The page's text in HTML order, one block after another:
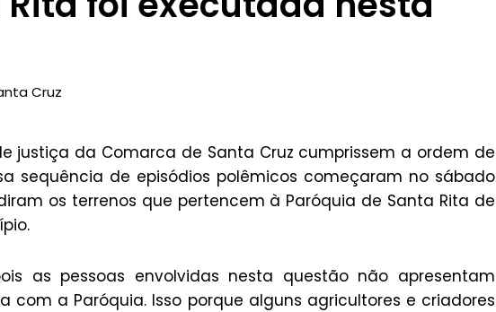
Cruz
justiça da Comarca de Santa Cruz cumprissem a ordem de
sequência de episódios polêmicos começaram no sábado
os terrenos que pertencem à Paróquia de Santa Rita de
as pessoas envolvidas nesta questão não apresentam
a Paróquia. Isso porque alguns agricultores e criadores